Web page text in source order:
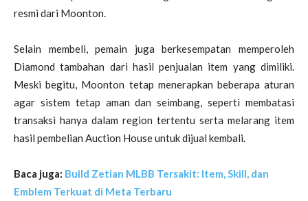
resmi dari Moonton.
Selain membeli, pemain juga berkesempatan memperoleh
Diamond tambahan dari hasil penjualan item yang dimiliki.
Meski begitu, Moonton tetap menerapkan beberapa aturan
agar sistem tetap aman dan seimbang, seperti membatasi
transaksi hanya dalam region tertentu serta melarang item
hasil pembelian Auction House untuk dijual kembali.
Baca juga: Build Zetian MLBB Tersakit: Item, Skill, dan
Emblem Terkuat di Meta Terbaru